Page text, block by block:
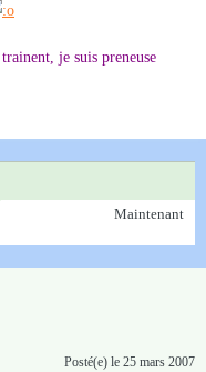
je suis preneuse
Maintenant
Posté(e) le 25 mars 2007